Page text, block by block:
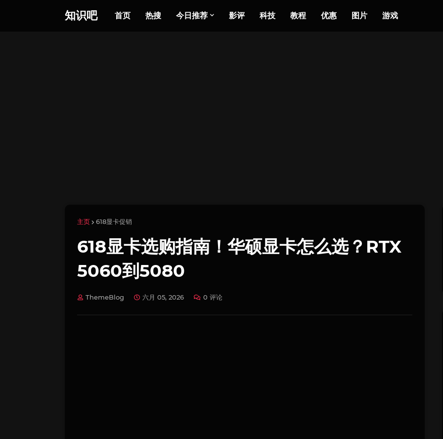
知识吧 首页 热搜 今日推荐 影评 科技 教程 优惠 图片 游戏
主页 618显卡促销
618显卡选购指南！华硕显卡怎么选？RTX
5060到5080
ThemeBlog 六月 05, 2026 0 评论